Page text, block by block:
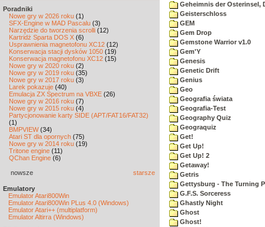
Poradniki
Nowe gry w 2026 roku (1)
SFX-Engine w MAD Pascalu (3)
Narzędzie do tworzenia scrolli (12)
Kartridż Sparta DOS X (6)
Usprawnienia magnetofonu XC12 (12)
Konserwacja stacji dysków 1050 (19)
Konserwacja magnetofonu XC12 (15)
Nowe gry w 2020 roku (2)
Nowe gry w 2019 roku (35)
Nowe gry w 2017 roku (3)
Larek pokazuje (40)
Emulacja ZX Spectrum na VBXE (26)
Nowe gry w 2016 roku (7)
Nowe gry w 2015 roku (4)
Partycjonowanie karty SIDE (APT/FAT16/FAT32)
(1)
BMPVIEW(34)
Atari ST dla opornych (75)
Nowe gry w 2014 roku (19)
Tritone engine (11)
QChan Engine (6)
nowsze starsze
Emulatory
Emulator Atari800Win
Emulator Atari800Win PLus 4.0 (Windows)
Emulator Atari++ (multiplatform)
Emulator Altirra (Windows)
Geheimnis der Osterinsel,
Geisterschloss
GEM
Gem Drop
Gemstone Warrior v1.0
Gem'Y
Genesis
Genetic Drift
Genius
Geo
Geografia świata
Geografia-Test
Geography Quiz
Geograquiz
Get!
Get Up!
Get Up! 2
Getaway!
Getris
Gettysburg - The Turning
G.F.S. Sorceress
Ghastly Night
Ghost
Ghost!